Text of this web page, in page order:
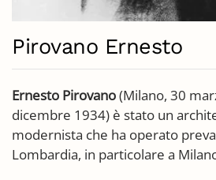
Pirovano Ernesto
Ernesto Pirovano(Milano, 30
dicembre 1934) è stato un
modernista che ha operato
Lombardia, in particolare a